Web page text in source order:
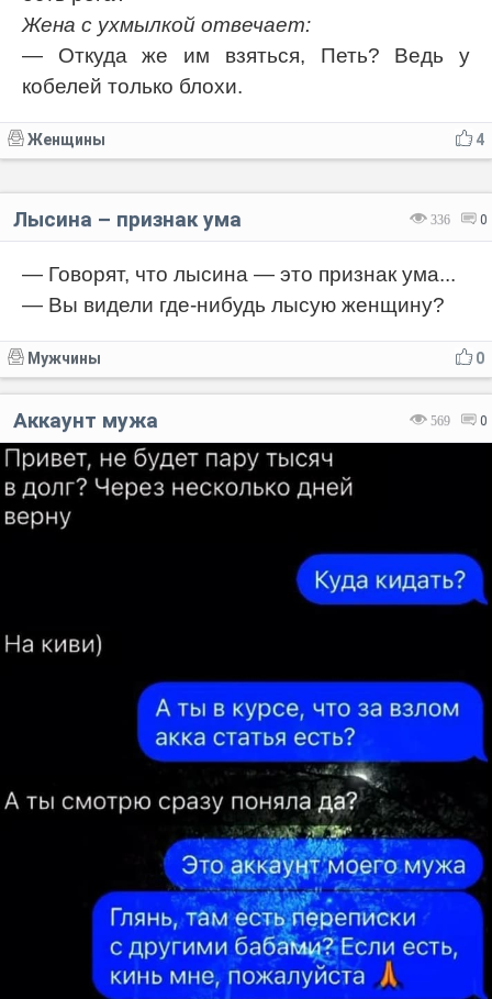
Жена с ухмылкой отвечает:
— Откуда же им взяться, Петь? Ведь у
кобелей только блохи.
4
Женщины
336 0
Лысина – признак ума
— Говорят, что лысина — это признак ума...
— Вы видели где-нибудь лысую женщину?
0
Мужчины
569 0
Аккаунт мужа